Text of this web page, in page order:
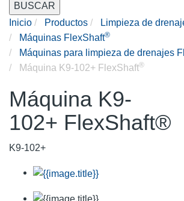
BUSCAR
Inicio
Productos
Limpieza de
Máquinas FlexShaft®
Máquinas para limpieza de drenajes
Máquina K9-102+ FlexShaft®
Máquina K9-
102+ FlexShaft®
K9-102+